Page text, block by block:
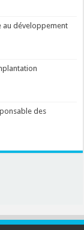
au développement
des